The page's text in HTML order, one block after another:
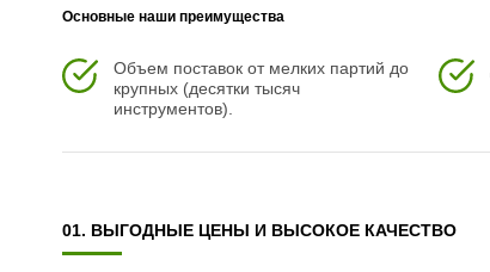
Основные наши преимущества
Объем поставок от мелких партий до
крупных (десятки тысяч
инструментов).
01. ВЫГОДНЫЕ ЦЕНЫ И ВЫСОКОЕ КАЧЕСТВО